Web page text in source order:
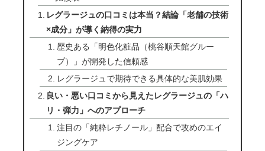
レグラージュの口コミは本当？結論「老舗の技術
×成分」が導く納得の実力
歴史ある「明色化粧品（桃谷順天館グルー
プ）」が開発した信頼感
レグラージュで期待できる具体的な美肌効果
良い・悪い口コミから見えたレグラージュの「ハ
リ・弾力」へのアプローチ
注目の「純粋レチノール」配合で攻めのエイ
ジングケア